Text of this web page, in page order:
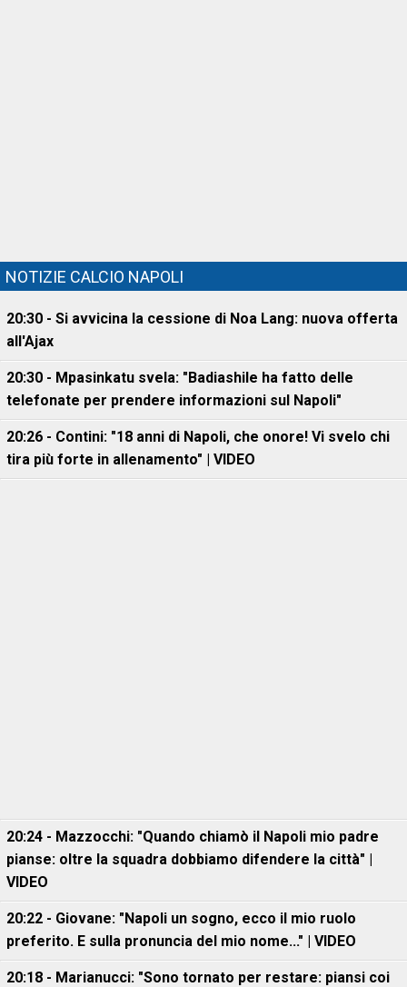
NOTIZIE CALCIO NAPOLI
20:30 - Si avvicina la cessione di Noa Lang: nuova offerta
all'Ajax
20:30 - Mpasinkatu svela: "Badiashile ha fatto delle
telefonate per prendere informazioni sul Napoli"
20:26 - Contini: "18 anni di Napoli, che onore! Vi svelo chi
tira più forte in allenamento" | VIDEO
20:24 - Mazzocchi: "Quando chiamò il Napoli mio padre
pianse: oltre la squadra dobbiamo difendere la città" |
VIDEO
20:22 - Giovane: "Napoli un sogno, ecco il mio ruolo
preferito. E sulla pronuncia del mio nome..." | VIDEO
20:18 - Marianucci: "Sono tornato per restare: piansi coi